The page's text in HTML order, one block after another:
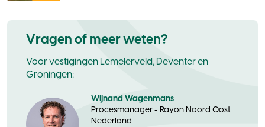
Vragen of meer weten?
Voor vestigingen Lemelerveld, Deventer en
Groningen:
Wijnand Wagenmans
Procesmanager - Rayon Noord Oost
Nederland